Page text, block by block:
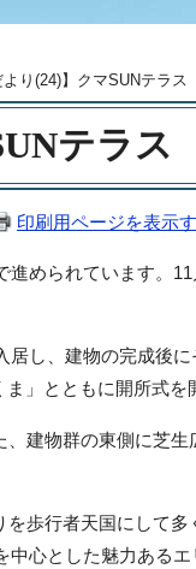
より(24)】クマSUNテラス
テラス
印刷用ページを表示
められています。
し、建物の完成後
」とともに開所式を
建物群の東側に芝
歩行者天国にして
心とした魅力あるエ